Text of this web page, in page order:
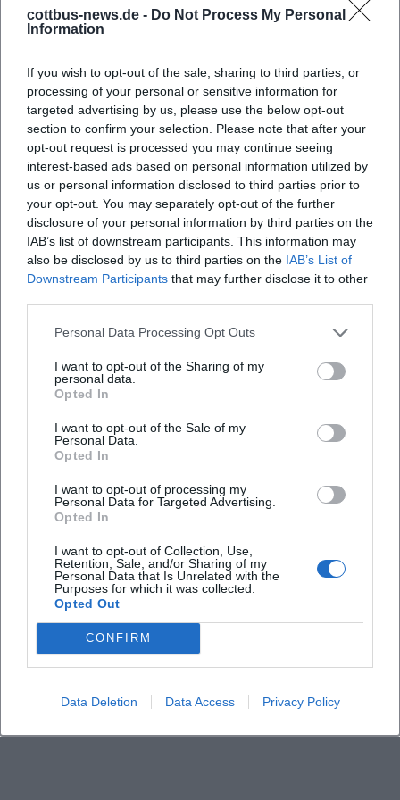
cottbus-news.de - Do Not Process My Personal
Information
If you wish to opt-out of the sale, sharing to third parties, or
processing of your personal or sensitive information for
targeted advertising by us, please use the below opt-out
section to confirm your selection. Please note that after your
opt-out request is processed you may continue seeing
interest-based ads based on personal information utilized by
us or personal information disclosed to third parties prior to
your opt-out. You may separately opt-out of the further
disclosure of your personal information by third parties on the
IAB’s list of downstream participants. This information may
also be disclosed by us to third parties on the IAB’s List of
Downstream Participants that may further disclose it to other
Personal Data Processing Opt Outs
I want to opt-out of the Sharing of my
personal data.
Opted In
I want to opt-out of the Sale of my
Personal Data.
Opted In
I want to opt-out of processing my
Personal Data for Targeted Advertising.
Opted In
I want to opt-out of Collection, Use,
Retention, Sale, and/or Sharing of my
Personal Data that Is Unrelated with the
Purposes for which it was collected.
Opted Out
CONFIRM
Data Deletion Data Access Privacy Policy
erleben möchte, sollte diese Ausstellung im
Offizielle Kanäle von Chris Hinze:
Instagram:
https://www.instagram.com/blmk.kunstmuseum/
Facebook: https://www.facebook.com/blmk.kunstmuseum
YouTube: Kein offizielles Profil gefunden
Website:https://www.blmk.de/programm/chris-hinze/
Quellen:
BLMK - Chris Hinze Fragmente eines Wegs
BLMK - Offizielle Website
Chris Hinze - Biografie und Werkübersicht
Cottbus News - Veranstaltungseintrag
Map unavailable